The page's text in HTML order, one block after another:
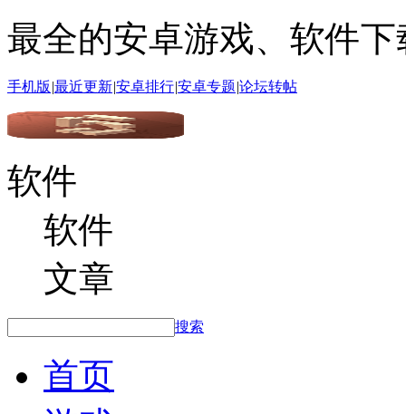
最全的安卓游戏、软件下
手机版 |最近更新|安卓排行|安卓专题|论坛转帖
软件
软件
文章
搜索
首页